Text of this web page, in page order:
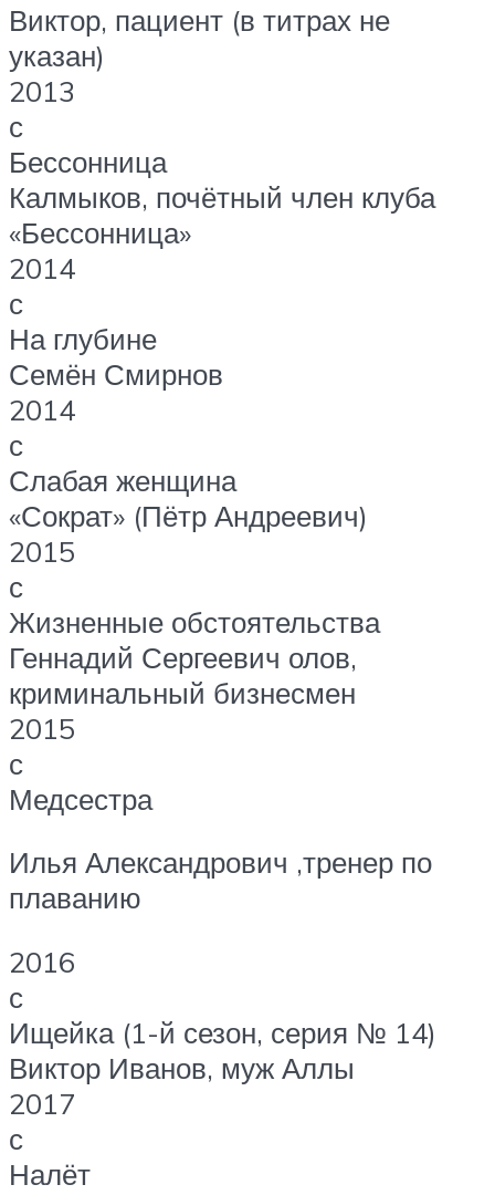
Виктор, пациент (в титрах не
указан)
2013
с
Бессонница
Калмыков, почётный член клуба
«Бессонница»
2014
с
На глубине
Семён Смирнов
2014
с
Слабая женщина
«Сократ» (Пётр Андреевич)
2015
с
Жизненные обстоятельства
Геннадий Сергеевич олов,
криминальный бизнесмен
2015
с
Медсестра
Илья Александрович ,тренер по
плаванию
2016
с
Ищейка (1-й сезон, серия № 14)
Виктор Иванов, муж Аллы
2017
с
Налёт